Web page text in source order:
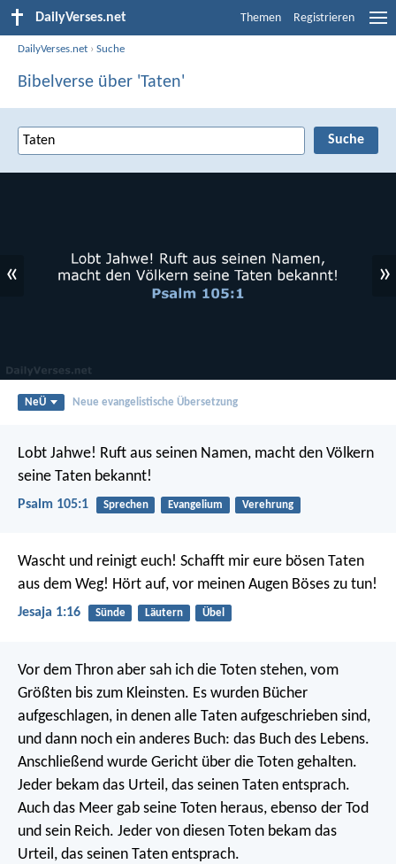
DailyVerses.net Themen Registrieren
DailyVerses.net ›Suche
Bibelverse über 'Taten'
« »
NeÜ Neue evangelistische Übersetzung
Lobt Jahwe! Ruft aus seinen Namen, macht den Völkern
seine Taten bekannt!
Psalm 105:1 Sprechen Evangelium Verehrung
Wascht und reinigt euch! Schafft mir eure bösen Taten
aus dem Weg! Hört auf, vor meinen Augen Böses zu tun!
Jesaja 1:16 Sünde Läutern Übel
Vor dem Thron aber sah ich die Toten stehen, vom
Größten bis zum Kleinsten. Es wurden Bücher
aufgeschlagen, in denen alle Taten aufgeschrieben sind,
und dann noch ein anderes Buch: das Buch des Lebens.
Anschließend wurde Gericht über die Toten gehalten.
Jeder bekam das Urteil, das seinen Taten entsprach.
Auch das Meer gab seine Toten heraus, ebenso der Tod
und sein Reich. Jeder von diesen Toten bekam das
Urteil, das seinen Taten entsprach.